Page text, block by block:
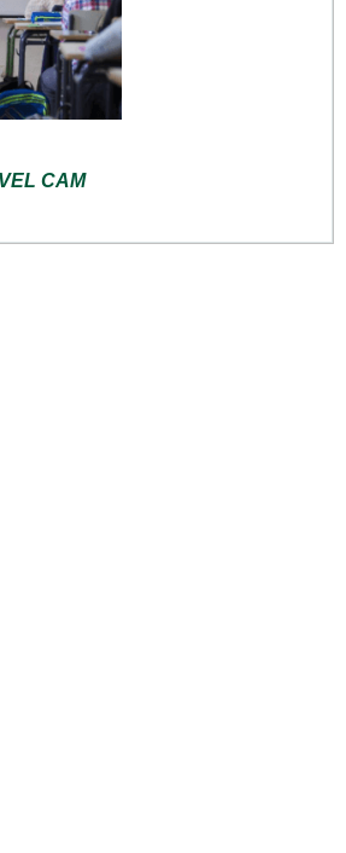
CAM